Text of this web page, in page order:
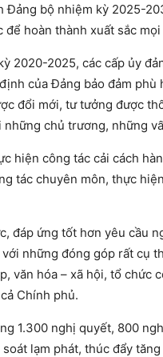
Đảng bộ nhiệm kỳ 2025-
hoàn thành xuất sắc
2020-2025, các cấp ủy
của Đảng bảo đảm
đổi mới, tư tưởng được
chủ trương, những
hiện công tác cải cách
tác chuyên môn, thực
đáp ứng tốt hơn yêu cầu
những đóng góp rất cụ
văn hóa – xã hội, tổ chức
Chính phủ.
1.300 nghị quyết, 800
lạm phát, thúc đẩy